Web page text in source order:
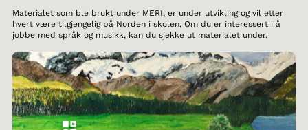
Materialet som ble brukt under MERI, er under utvikling og vil etter
hvert være tilgjengelig på Norden i skolen. Om du er interessert i å
jobbe med språk og musikk, kan du sjekke ut materialet under.